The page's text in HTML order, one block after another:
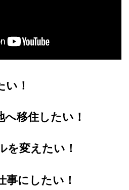
い！
移住したい！
を変えたい！
事にしたい！